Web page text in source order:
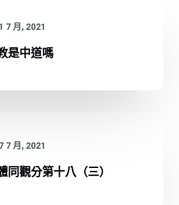
7 月, 2021
是中道嗎
7 月, 2021
同觀分第十八（三）